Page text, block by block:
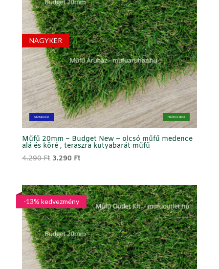
NAGYKER
STANDARD NYÁRI (sötét)
Műfű 20mm – Budget New – olcsó műfű medence
alá és köré , teraszra kutyabarát műfű
4.290Ft Original
4.290 Ft.
3.290 FtCurrent
3.290 Ft.
-13% kedvezmény